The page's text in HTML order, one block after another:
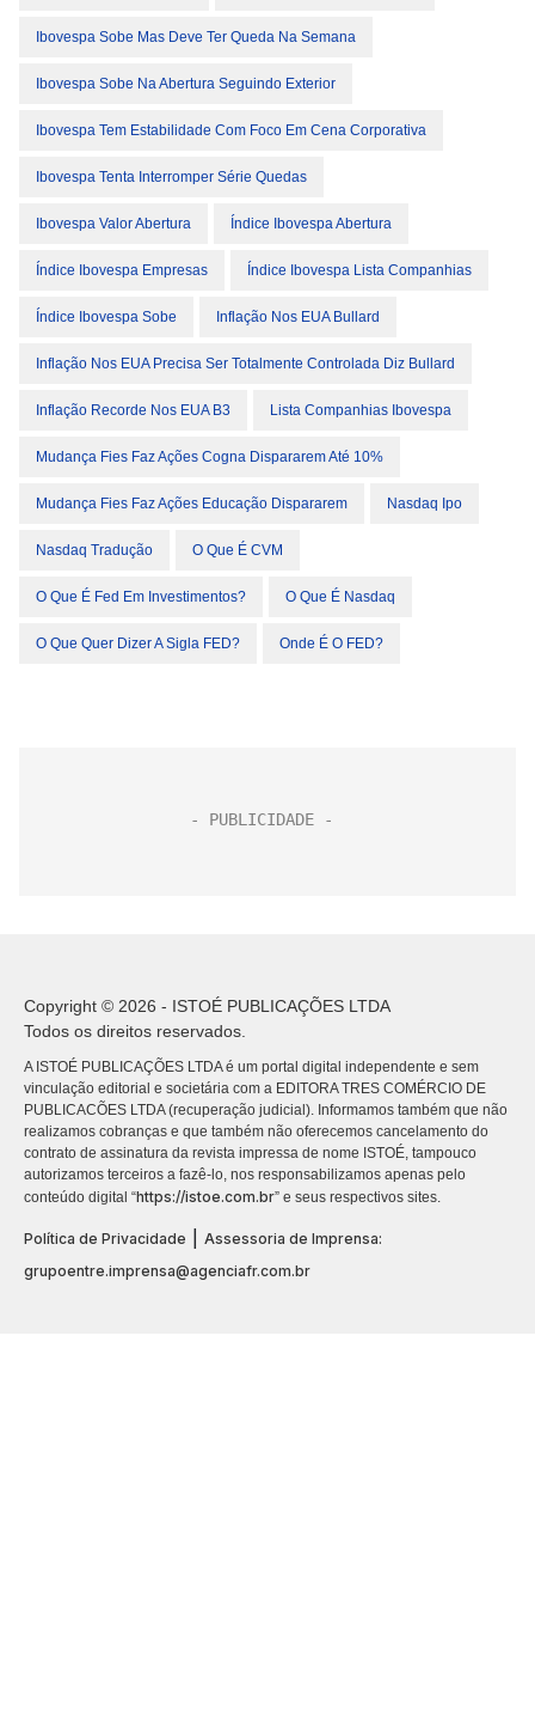
Ibovespa Sobe Mas Deve Ter Queda Na Semana
Ibovespa Sobe Na Abertura Seguindo Exterior
Ibovespa Tem Estabilidade Com Foco Em Cena Corporativa
Ibovespa Tenta Interromper Série Quedas
Ibovespa Valor Abertura Índice Ibovespa Abertura
Índice Ibovespa Empresas Índice Ibovespa Lista Companhias
Índice Ibovespa Sobe Inflação Nos EUA Bullard
Inflação Nos EUA Precisa Ser Totalmente Controlada Diz Bullard
Inflação Recorde Nos EUA B3 Lista Companhias Ibovespa
Mudança Fies Faz Ações Cogna Dispararem Até 10%
Mudança Fies Faz Ações Educação Dispararem Nasdaq Ipo
Nasdaq Tradução O Que É CVM
O Que É Fed Em Investimentos? O Que É Nasdaq
O Que Quer Dizer A Sigla FED? Onde É O FED?
Copyright © 2026 - ISTOÉ PUBLICAÇÕES LTDA
Todos os direitos reservados.
A ISTOÉ PUBLICAÇÕES LTDA é um portal digital independente e sem
vinculação editorial e societária com a EDITORA TRES COMÉRCIO DE
PUBLICACÕES LTDA (recuperação judicial). Informamos também que não
realizamos cobranças e que também não oferecemos cancelamento do
contrato de assinatura da revista impressa de nome ISTOÉ, tampouco
autorizamos terceiros a fazê-lo, nos responsabilizamos apenas pelo
conteúdo digital “https://istoe.com.br” e seus respectivos sites.
Política de Privacidade
Assessoria de Imprensa:
grupoentre.imprensa@agenciafr.com.br